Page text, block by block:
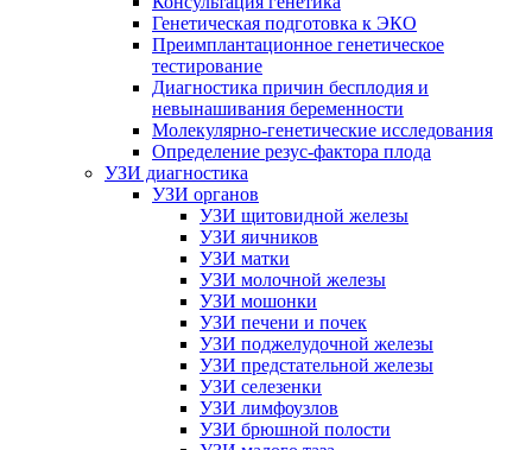
Генетическая подготовка к ЭКО
Преимплантационное генетическое
тестирование
Диагностика причин бесплодия и
невынашивания беременности
Молекулярно-генетические исследования
Определение резус-фактора плода
УЗИ диагностика
УЗИ органов
УЗИ щитовидной железы
УЗИ яичников
УЗИ матки
УЗИ молочной железы
УЗИ мошонки
УЗИ печени и почек
УЗИ поджелудочной железы
УЗИ предстательной железы
УЗИ селезенки
УЗИ лимфоузлов
УЗИ брюшной полости